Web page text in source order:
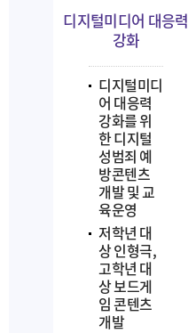
디지털미디어 대응력
강화
디지털미디
어 대응력
강화를 위
한 디지털
성범죄 예
방콘텐츠
개발 및 교
육운영
저학년 대
상 인형극,
고학년 대
상 보드게
임 콘텐츠
개발